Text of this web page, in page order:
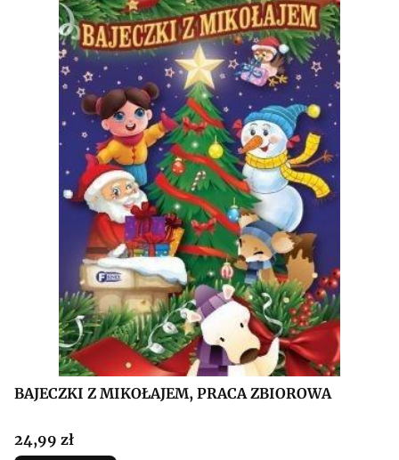
BAJECZKI Z MIKOŁAJEM, PRACA ZBIOROWA
Cena
24,99 zł